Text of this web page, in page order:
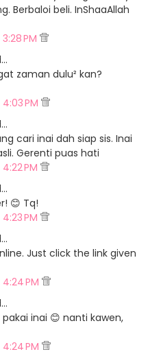
Berbaloi beli. InShaaAllah
PM
zaman dulu² kan?
PM
cari inai dah siap sis. Inai
Gerenti puas hati
PM
😊 Tq!
PM
Just click the link given
PM
inai 😊 nanti kawen,
PM